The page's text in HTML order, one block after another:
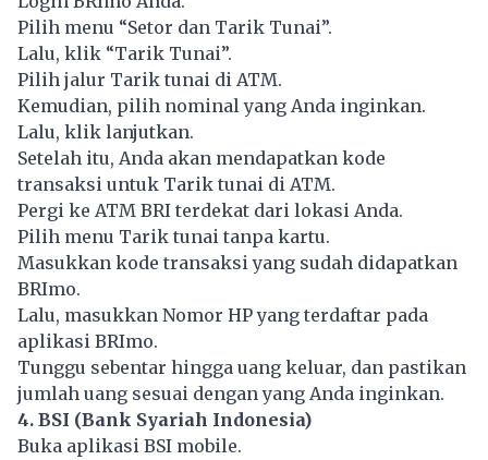
Pilih menu “Setor dan Tarik Tunai”.
Lalu, klik “Tarik Tunai”.
Pilih jalur Tarik tunai di ATM.
Kemudian, pilih nominal yang Anda inginkan.
Lalu, klik lanjutkan.
Setelah itu, Anda akan mendapatkan kode
transaksi untuk Tarik tunai di ATM.
Pergi ke ATM BRI terdekat dari lokasi Anda.
Pilih menu Tarik tunai tanpa kartu.
Masukkan kode transaksi yang sudah didapatkan
BRImo.
Lalu, masukkan Nomor HP yang terdaftar pada
aplikasi BRImo.
Tunggu sebentar hingga uang keluar, dan pastikan
jumlah uang sesuai dengan yang Anda inginkan.
4. BSI (Bank Syariah Indonesia)
Buka aplikasi BSI mobile.